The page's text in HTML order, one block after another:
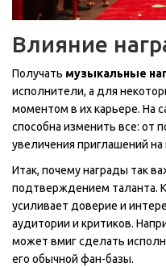
Влияние
Получать музыкальные
исполнители, а для
моментом в их карьере. На
способна изменить все: от
увеличения приглашений на
Итак, почему награды так
подтверждением таланта.
усиливает доверие и
аудитории и критиков.
может вмиг сделать
его обычной фан-базы.